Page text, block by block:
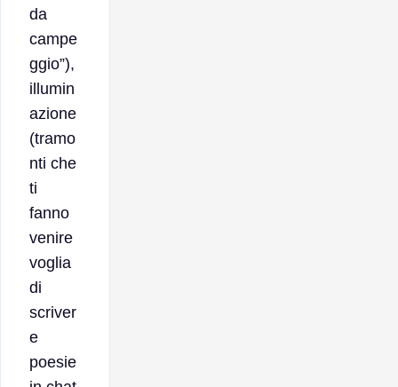
da
campe
ggio”),
illumin
azione
(tramo
nti che
ti
fanno
venire
voglia
di
scriver
e
poesie